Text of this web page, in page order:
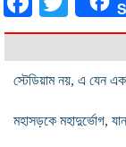
স্টেডিয়াম নয়, এ যেন
মহাসড়কে মহাদুর্ভোগ,